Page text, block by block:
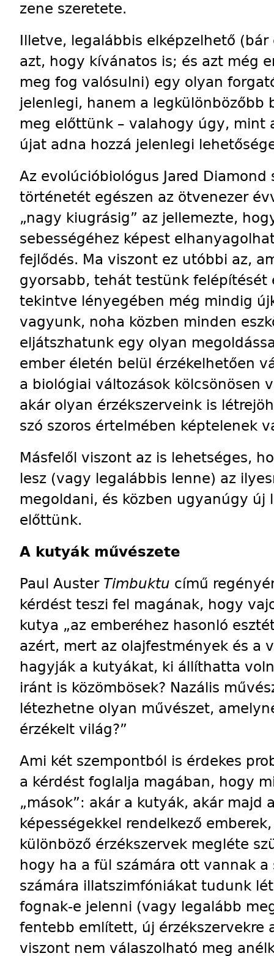
zene szeretete.
Illetve, legalábbis elképzelhető
azt, hogy kívánatos is; és azt még
meg fog valósulni) egy olyan
jelenlegi, hanem a legkülönbözőbb
meg előttünk – valahogy úgy, mint
újat adna hozzá jelenlegi
Az evolúcióbiológus Jared
történetét egészen az ötvenezer
„nagy kiugrásig” az jellemezte,
sebességéhez képest
fejlődés. Ma vi­szont ez utóbbi az,
gyorsabb, tehát testünk felépítését
tekintve lényegében még mindig
vagyunk, noha közben minden
eljátszhatunk egy olyan
ember életén belül érzékelhetően
a biológiai változások kölcsönösen
akár olyan érzékszerveink is
szó szoros értelmében képtelenek
Másfelől viszont az is lehetséges,
lesz (vagy legalábbis lenne) az
megoldani, és közben ugyanúgy új
előttünk.
A kutyák művészete
Paul Auster Timbuktu című
kérdést teszi fel magának, hogy
kutya „az emberéhez hasonló
azért, mert az olajfestmények és a
hagyják a kutyákat, ki állíthatta
iránt is közömbösek? Nazális
létezhetne olyan művészet,
érzékelt világ?”
Ami két szempontból is érdekes
a kérdést foglalja magában, hogy
„mások”: akár a kutyák, akár majd
képességekkel rendelkező
különböző érzékszervek megléte
hogy ha a fül számára ott vannak a
számára illatszimfóniákat tudunk
fognak-e jelenni (vagy legalább
fentebb említett, új érzékszervekre
viszont nem válaszolható meg